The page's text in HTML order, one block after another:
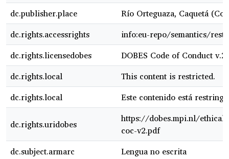
dc.publisher.place
Río Orteguaza, Caquetá
dc.rights.accessrights
info:eu-repo/semantics/
dc.rights.licensedobes
DOBES Code of Conduct v.2
dc.rights.local
This content is restricted.
dc.rights.local
Este contenido está
dc.rights.uridobes
https://dobes.mpi.nl/
coc-v2.pdf
dc.subject.armarc
Lengua no escrita